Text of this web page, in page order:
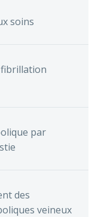
soins
par
des
veineux